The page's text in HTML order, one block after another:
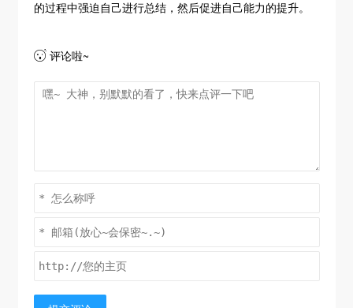
的过程中强迫自己进行总结，然后促进自己能力的提升。
评论啦~